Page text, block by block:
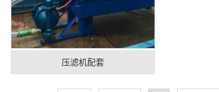
压滤机配套